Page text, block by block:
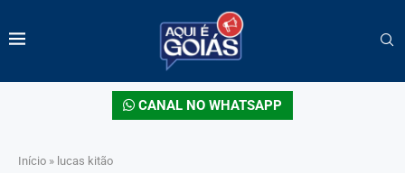
CANAL NO WHATSAPP
Início » lucas kitão